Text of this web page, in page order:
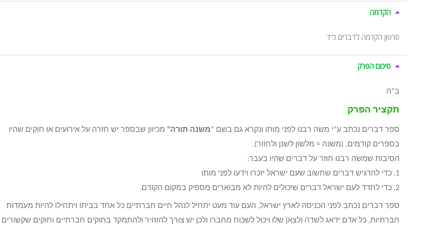
הקדמה
סרטון הקדמה לדברים כ”ד
סיכום הפרק
ב”ה
תקציר הפרק
ספר דברים נכתב ע”י משה רבנו לפני מותו ונקרא גם בשם “משנה תורה” מכיוון שבספר יש חזרה על אירועים או חוקים שהיו
בספרים קודמים. (משנה = מלשון לשנן ולחזור).
הסיבות שמשה רבנו חוזר על דברים שהיו בעבר:
1. כדי להדגיש דברים שחשוב שעם ישראל יזכרו וידעו לפני מותו
2. כדי לחדד לעם ישראל דברים שיכולים להיות לא מבוארים מספיק במקום הקודם.
ספר דברים נכתב לפני הכניסה לארץ ישראל, העם עוד מעט יתחיל לנהל חיים חברתיים כל אחד בביתו ויתחילו להיות מעמדות
חברתיות, כל אדם ידאג לשדה ולצאן שלו ויכול לשכוח מחברו ולכן יש צורך להזהיר ולהתמקד בחוקים חברתיים וחוקים שקשורים